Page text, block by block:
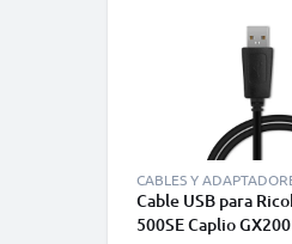
CABLES Y
Cable USB para
500SE Caplio